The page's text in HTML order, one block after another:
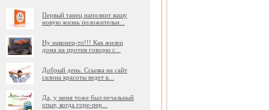
Первый танец наполнит вашу
новую жизнь положительн
Ну наконец-то!!! Как жилец
дома на против говорю с
Добрый день. Ссылка на сайт
салона красоты ведет к
Да, у меня тоже был печальный
опыт, когда горе-пер